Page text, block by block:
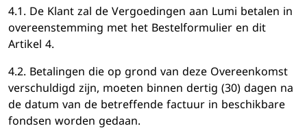
4.1. De Klant zal de Vergoedingen aan Lumi betalen in
overeenstemming met het Bestelformulier en dit
Artikel 4.
4.2. Betalingen die op grond van deze Overeenkomst
verschuldigd zijn, moeten binnen dertig (30) dagen na
de datum van de betreffende factuur in beschikbare
fondsen worden gedaan.